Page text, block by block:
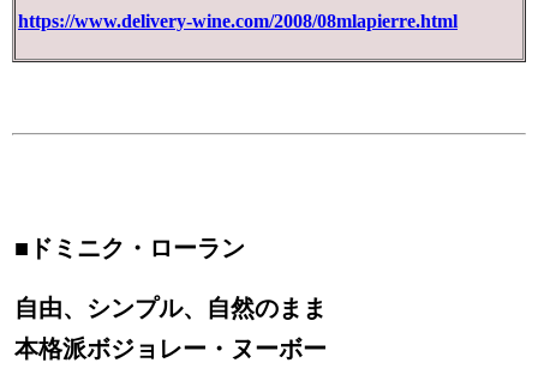
https://www.delivery-wine.com/2008/08mlapierre.html
■ ドミニク・ローラン
自由、シンプル、自然のまま
本格派ボジョレー・ヌーボー